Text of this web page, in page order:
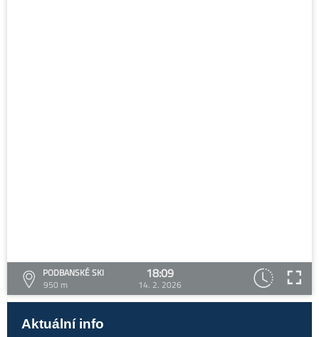
PODBANSKÉ SKI
950 m
18:09
14. 2. 2026
Aktuální info